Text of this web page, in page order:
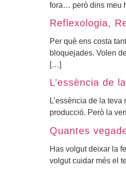
fora… però dins meu
Reflexologia,
Per què ens costa
bloquejades. Volen
[…]
L’essència de
L’essència de la
producció. Però la
Quantes
Has volgut deixar la
volgut cuidar més el